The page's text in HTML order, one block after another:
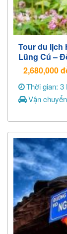
Tour du lịch
Lũng Cú –
2,680,000
Thời gian:
Vận